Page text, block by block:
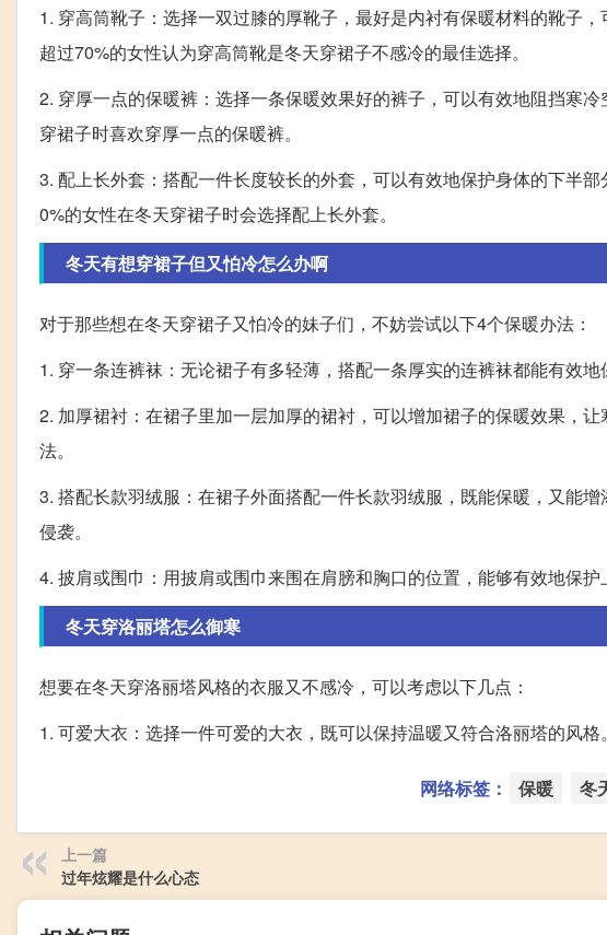
1. 穿高筒靴子：选择一双过膝的厚靴子，最好是内衬有保暖材料的靴子
超过70%的女性认为穿高筒靴是冬天穿裙子不感冷的最佳选择。
2. 穿厚一点的保暖裤：选择一条保暖效果好的裤子，可以有效地阻挡寒
穿裙子时喜欢穿厚一点的保暖裤。
3. 配上长外套：搭配一件长度较长的外套，可以有效地保护身体的下半
0%的女性在冬天穿裙子时会选择配上长外套。
冬天有想穿裙子但又怕冷怎么办啊
对于那些想在冬天穿裙子又怕冷的妹子们，不妨尝试以下4个保暖办法：
1. 穿一条连裤袜：无论裙子有多轻薄，搭配一条厚实的连裤袜都能有效
2. 加厚裙衬：在裙子里加一层加厚的裙衬，可以增加裙子的保暖效果，
法。
3. 搭配长款羽绒服：在裙子外面搭配一件长款羽绒服，既能保暖，又能
侵袭。
4. 披肩或围巾：用披肩或围巾来围在肩膀和胸口的位置，能够有效地保
冬天穿洛丽塔怎么御寒
想要在冬天穿洛丽塔风格的衣服又不感冷，可以考虑以下几点：
1. 可爱大衣：选择一件可爱的大衣，既可以保持温暖又符合洛丽塔的风
网络标签： 保暖 冬
上一篇
过年炫耀是什么心态